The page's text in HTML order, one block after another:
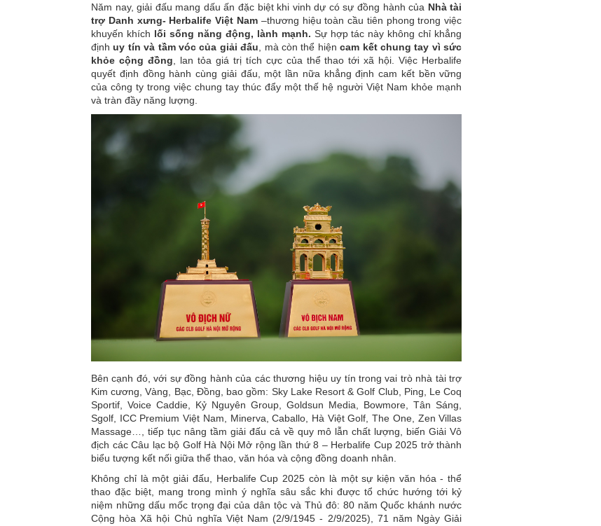
Năm nay, giải đấu mang dấu ấn đặc biệt khi vinh dự có sự đồng hành của Nhà tài
trợ Danh xưng- Herbalife Việt Nam–thương hiệu toàn cầu tiên phong trong việc
khuyến khích lối sống năng động, lành mạnh. Sự hợp tác này không chỉ khẳng
địnhuy tín và tầm vóc của giải đấu , mà còn thể hiệncam kết chung tay vì sức
khỏe cộng đồng , lan tỏa giá trị tích cực của thể thao tới xã hội. Việc Herbalife
quyết định đồng hành cùng giải đấu, một lần nữa khẳng định cam kết bền vững
của công ty trong việc chung tay thúc đẩy một thế hệ người Việt Nam khỏe mạnh
và tràn đầy năng lượng.
Bên cạnh đó, với sự đồng hành của các thương hiệu uy tín trong vai trò nhà tài trợ
Kim cương, Vàng, Bạc, Đồng, bao gồm: Sky Lake Resort & Golf Club, Ping, Le Coq
Sportif, Voice Caddie, Kỷ Nguyên Group, Goldsun Media, Bowmore, Tân Sáng,
Sgolf, ICC Premium Việt Nam, Minerva, Caballo, Hà Việt Golf, The One, Zen Villas
Massage…, tiếp tục nâng tầm giải đấu cả về quy mô lẫn chất lượng, biến Giải Vô
địch các Câu lạc bộ Golf Hà Nội Mở rộng lần thứ 8 – Herbalife Cup 2025 trở thành
biểu tượng kết nối giữa thể thao, văn hóa và cộng đồng doanh nhân.
Không chỉ là một giải đấu, Herbalife Cup 2025 còn là một sự kiện văn hóa - thể
thao đặc biệt, mang trong mình ý nghĩa sâu sắc khi được tổ chức hướng tới kỷ
niệm những dấu mốc trọng đại của dân tộc và Thủ đô: 80 năm Quốc khánh nước
Cộng hòa Xã hội Chủ nghĩa Việt Nam (2/9/1945 - 2/9/2025), 71 năm Ngày Giải